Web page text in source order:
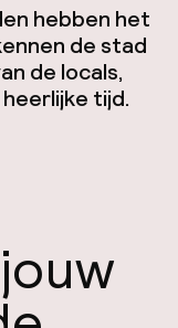
hebben het
de stad
de locals,
tijd.